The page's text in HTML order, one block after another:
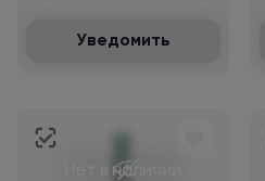
Уведомить
Нет в наличии